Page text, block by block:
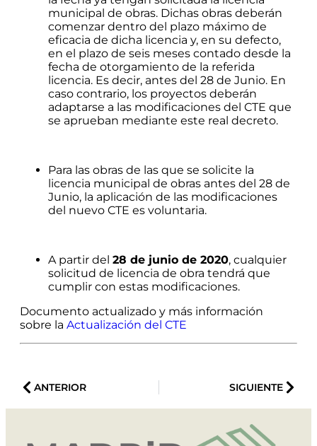
municipal de obras. Dichas obras deberán
comenzar dentro del plazo máximo de
eficacia de dicha licencia y, en su defecto,
en el plazo de seis meses contado desde la
fecha de otorgamiento de la referida
licencia. Es decir, antes del 28 de Junio. En
caso contrario, los proyectos deberán
adaptarse a las modificaciones del CTE que
se aprueban mediante este real decreto.
Para las obras de las que se solicite la
licencia municipal de obras antes del 28 de
Junio, la aplicación de las modificaciones
del nuevo CTE es voluntaria.
A partir del 28 de junio de 2020, cualquier
solicitud de licencia de obra tendrá que
cumplir con estas modificaciones.
Documento actualizado y más información
sobre la Actualización del CTE
ANTERIOR SIGUIENTE